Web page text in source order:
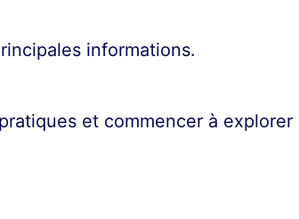
informations.
et commencer à explorer